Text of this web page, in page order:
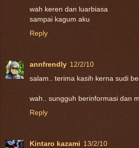
wah keren dan luarbiasa
sampai kagum aku
Reply
annfrendly 12/2/10
salam.. terima kasih kerna sudi
wah.. sungguh berinformasi dan
Reply
Kintaro kazami 13/2/10